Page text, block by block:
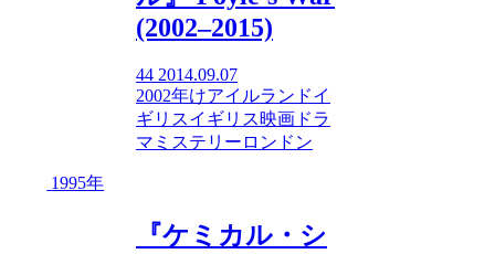
(2002–2015)
44 2014.09.07
2002年けアイルランドイ
ギリスイギリス映画 ドラ
マ ミステリー ロンドン
1995年
『ケミカル・シ